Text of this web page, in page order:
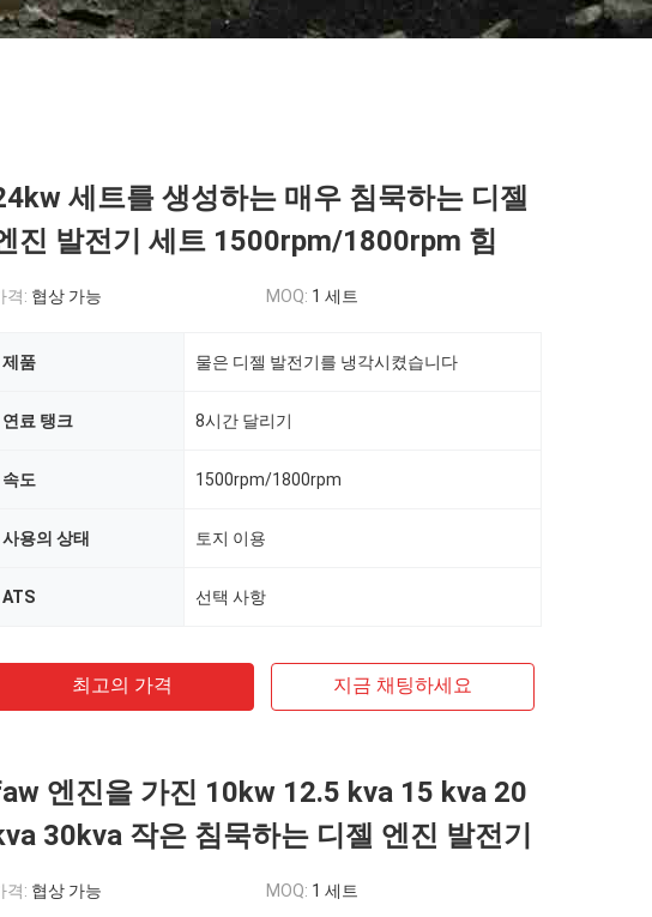
세트를 생성하는 매우 침묵하는 디젤
진 발전기 세트 1500rpm/1800rpm 힘
격: 협상 가능 MOQ: 1 세트
제품 물은 디젤 발전기를 냉각시켰습니다
연료 탱크 8시간 달리기
속도 1500rpm/1800rpm
사용의 상태 토지 이용
ATS 선택 사항
최고의 가격 지금 채팅하세요
엔진을 가진 10kw 12.5 kva 15 kva 20
30kva 작은 침묵하는 디젤 엔진 발전기
격: 협상 가능 MOQ: 1 세트